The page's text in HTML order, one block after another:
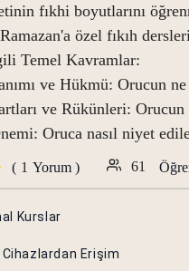
fıkhi boyutlarını
özel fıkıh
Temel Kavramlar:
ve Hükmü: Orucun
ve Rükünleri:
Oruca nasıl niyet
( 1 Yorum ) 61
Kurslar
Erişim